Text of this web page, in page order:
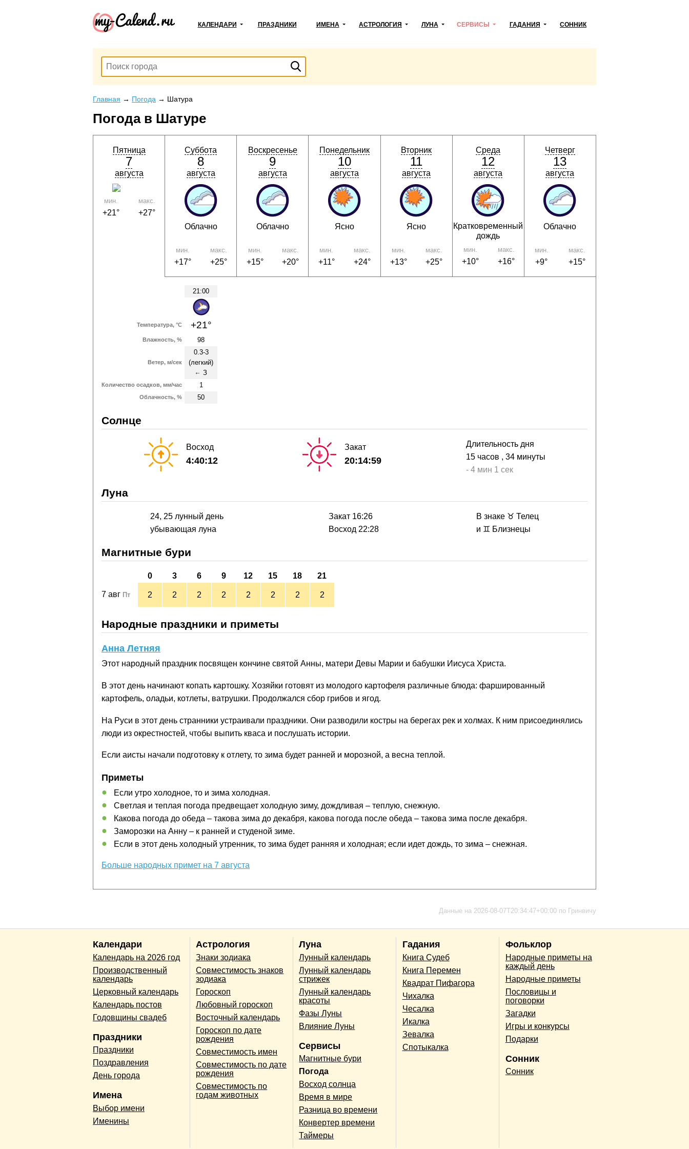
КАЛЕНДАРИ ПРАЗДНИКИ ИМЕНА АСТРОЛОГИЯ ЛУНА СЕРВИСЫ ГАДАНИЯ СОННИК
Главная → Погода → Шатура
Погода в Шатуре
Пятница
7
августа
мин.
+21°
макс.
+27°
Суббота
8
августа
Облачно
мин.
+17°
макс.
+25°
Воскресенье
9
августа
Облачно
мин.
+15°
макс.
+20°
Понедельник
10
августа
Ясно
мин.
+11°
макс.
+24°
Вторник
11
августа
Ясно
мин.
+13°
макс.
+25°
Среда
12
августа
Кратковременный
дождь
мин.
+10°
макс.
+16°
Четверг
13
августа
Облачно
мин.
+9°
макс.
+15°
21:00
Температура, °C +21°
Влажность, % 98
Ветер, м/сек
0.3-3
(легкий)
↑З
Количество осадков, мм/час 1
Облачность, % 50
Солнце
Восход
4:40:12
Закат
20:14:59
Длительность дня
15 часов , 34 минуты
- 4 мин 1 сек
Луна
24, 25 лунный день
убывающая луна
Закат 16:26
Восход 22:28
В знаке ♉ Телец
и ♊ Близнецы
Магнитные бури
0 3 6 9 12 15 18 21
7 авг Пт 2 2 2 2 2 2 2 2
Народные праздники и приметы
Анна Летняя
Этот народный праздник посвящен кончине святой Анны, матери Девы Марии и бабушки Иисуса Христа.
В этот день начинают копать картошку. Хозяйки готовят из молодого картофеля различные блюда: фаршированный
картофель, оладьи, котлеты, ватрушки. Продолжался сбор грибов и ягод.
На Руси в этот день странники устраивали праздники. Они разводили костры на берегах рек и холмах. К ним присоединялись
люди из окрестностей, чтобы выпить кваса и послушать истории.
Если аисты начали подготовку к отлету, то зима будет ранней и морозной, а весна теплой.
Приметы
Если утро холодное, то и зима холодная.
Светлая и теплая погода предвещает холодную зиму, дождливая – теплую, снежную.
Какова погода до обеда – такова зима до декабря, какова погода после обеда – такова зима после декабря.
Заморозки на Анну – к ранней и студеной зиме.
Если в этот день холодный утренник, то зима будет ранняя и холодная; если идет дождь, то зима – снежная.
Больше народных примет на 7 августа
Данные на 2026-08-07T20:34:47+00:00 по Гринвичу
Календари
Календарь на 2026 год
Производственный
календарь
Церковный календарь
Календарь постов
Годовщины свадеб
Праздники
Праздники
Поздравления
День города
Имена
Выбор имени
Именины
Астрология
Знаки зодиака
Совместимость знаков
зодиака
Гороскоп
Любовный гороскоп
Восточный календарь
Гороскоп по дате
рождения
Совместимость имен
Совместимость по дате
рождения
Совместимость по
годам животных
Луна
Лунный календарь
Лунный календарь
стрижек
Лунный календарь
красоты
Фазы Луны
Влияние Луны
Сервисы
Магнитные бури
Погода
Восход солнца
Время в мире
Разница во времени
Конвертер времени
Таймеры
Гадания
Книга Судеб
Книга Перемен
Квадрат Пифагора
Чихалка
Чесалка
Икалка
Зевалка
Спотыкалка
Фольклор
Народные приметы на
каждый день
Народные приметы
Пословицы и
поговорки
Загадки
Игры и конкурсы
Подарки
Сонник
Сонник